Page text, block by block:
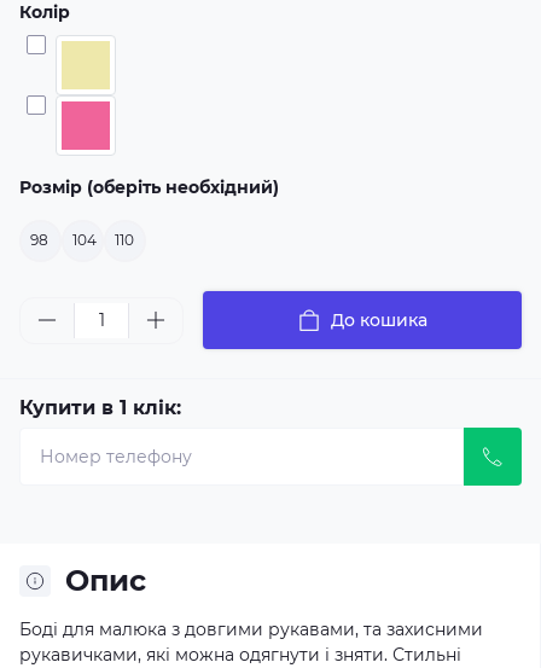
Колір
Розмір (оберіть необхідний)
98 104 110
До кошика
Купити в 1 клік:
Опис
Боді для малюка з довгими рукавами, та захисними
рукавичками, які можна одягнути і зняти. Стильні